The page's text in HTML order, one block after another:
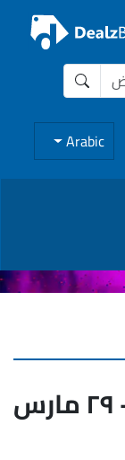
Arabic
عروض كنز هايبر ماركت - ٢٩ مارس